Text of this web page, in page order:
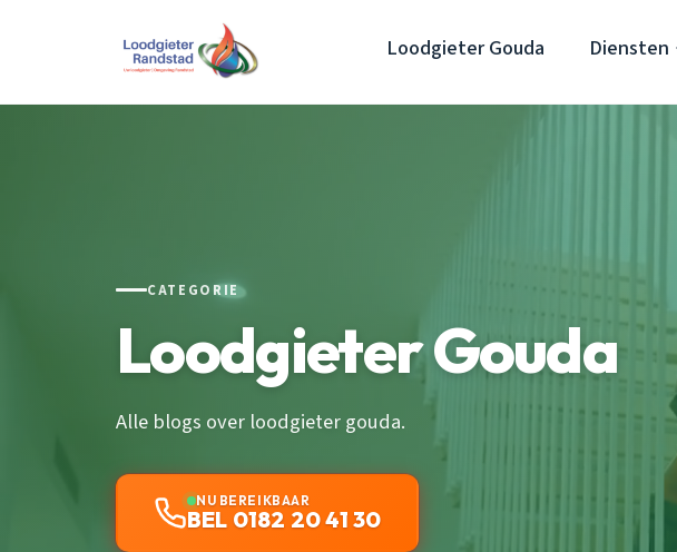
Loodgieter Gouda Diensten
CATEGORIE
Loodgieter Gouda
Alle blogs over loodgieter gouda.
NU BEREIKBAAR
BEL 0182 20 41 30